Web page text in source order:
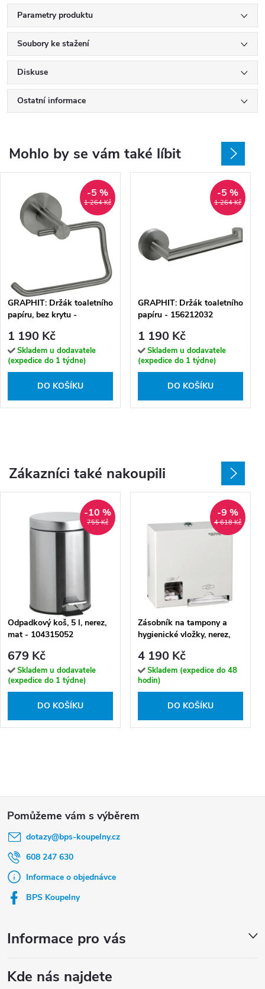
Parametry produktu
Soubory ke stažení
Diskuse
Ostatní informace
Mohlo by se vám také líbit
1 264 Kč
-5 %
GRAPHIT: Držák toaletního
papíru, bez krytu -
1 190 Kč
Skladem u dodavatele
(expedice do 1 týdne)
DO KOŠÍKU
1 264 Kč
-5 %
GRAPHIT: Držák toaletního
papíru - 156212032
1 190 Kč
Skladem u dodavatele
(expedice do 1 týdne)
DO KOŠÍKU
Zákazníci také nakoupili
755 Kč
-10 %
Odpadkový koš, 5 l, nerez,
mat - 104315052
679 Kč
Skladem u dodavatele
(expedice do 1 týdne)
DO KOŠÍKU
4 618 Kč
-9 %
Zásobník na tampony a
hygienické vložky, nerez,
4 190 Kč
Skladem (expedice do 48
hodin)
DO KOŠÍKU
dotazy@bps-koupelny.cz
608 247 630
Informace o objednávce
BPS Koupelny
Informace pro vás
Kde nás najdete